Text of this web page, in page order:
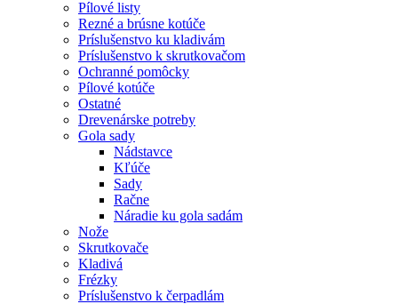
Pílové listy
Rezné a brúsne kotúče
Príslušenstvo ku kladivám
Príslušenstvo k skrutkovačom
Ochranné pomôcky
Pílové kotúče
Ostatné
Drevenárske potreby
Gola sady
Nádstavce
Kľúče
Sady
Račne
Náradie ku gola sadám
Nože
Skrutkovače
Kladivá
Frézky
Príslušenstvo k čerpadlám